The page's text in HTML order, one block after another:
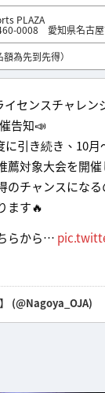
PLAZA
0008 愛知県名古
為先到先得）
イセンスチャレ
告知📣
に引き続き、10
薦対象大会を開催
のチャンスにな
ます🔥
らから…
】 (@Nagoya_OJA)